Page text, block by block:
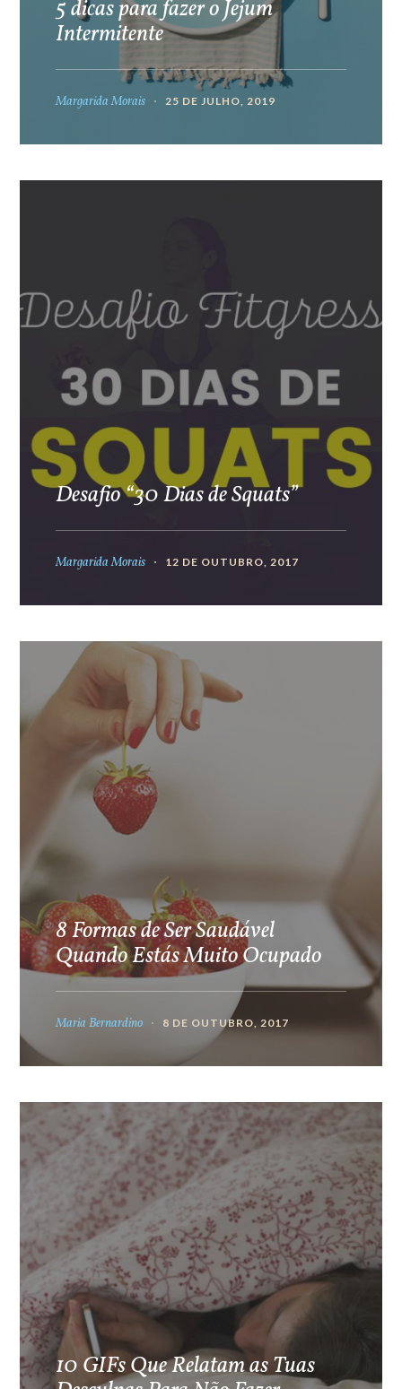
5 dicas para fazer o Jejum
Intermitente
Margarida Morais 25 DE JULHO, 2019
Desafio “30 Dias de Squats”
Margarida Morais 12 DE OUTUBRO, 2017
8 Formas de Ser Saudável
Quando Estás Muito Ocupado
Maria Bernardino 8 DE OUTUBRO, 2017
10 GIFs Que Relatam as Tuas